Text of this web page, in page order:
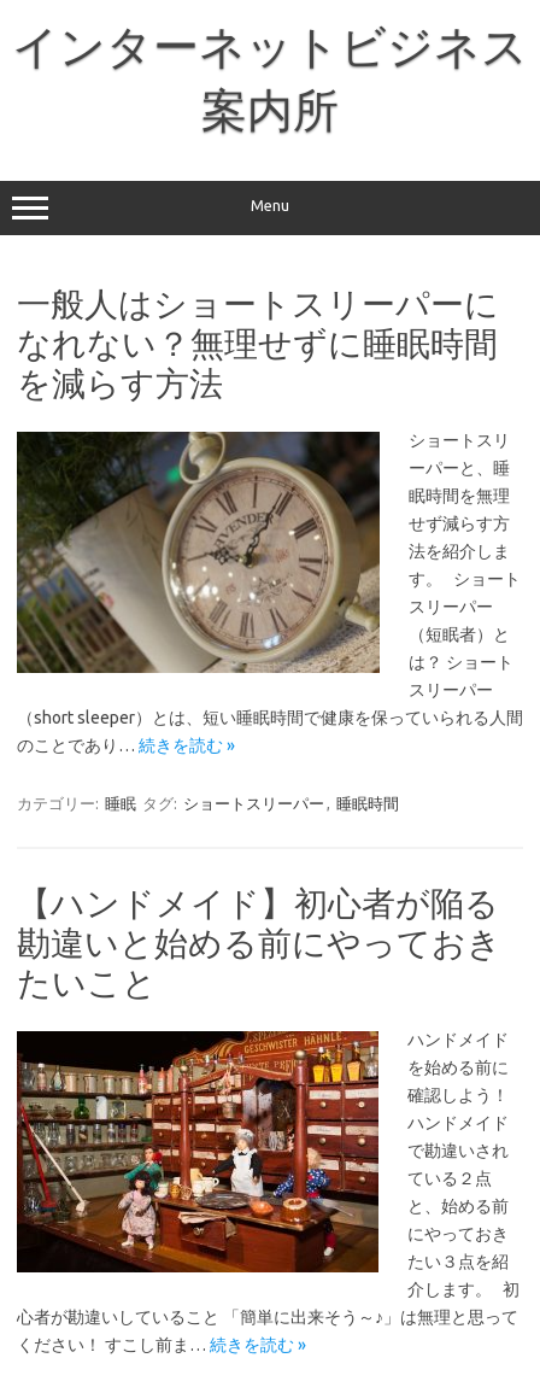
インターネットビジネス
案内所
Menu
一般人はショートスリーパーに
なれない？無理せずに睡眠時間
を減らす方法
ショートスリ
ーパーと、睡
眠時間を無理
せず減らす方
法を紹介しま
す。 ショート
スリーパー
（短眠者）と
は？ ショート
スリーパー
（short sleeper）とは、短い睡眠時間で健康を保っていられる人間
のことであり… 続きを読む »
カテゴリー: 睡眠 タグ: ショートスリーパー , 睡眠時間
【ハンドメイド】初心者が陥る
勘違いと始める前にやっておき
たいこと
ハンドメイド
を始める前に
確認しよう！
ハンドメイド
で勘違いされ
ている２点
と、始める前
にやっておき
たい３点を紹
介します。 初
心者が勘違いしていること 「簡単に出来そう～♪」は無理と思って
ください！ すこし前ま… 続きを読む »